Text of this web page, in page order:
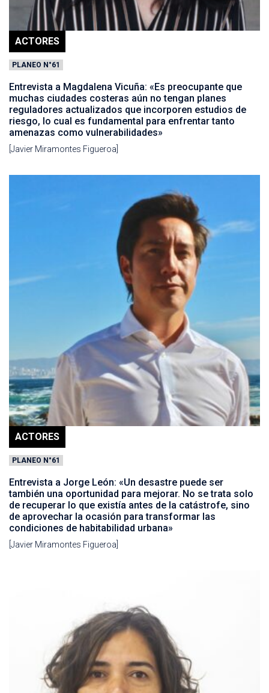
ACTORES
PLANEO N°61
Entrevista a Magdalena Vicuña: «Es preocupante que
muchas ciudades costeras aún no tengan planes
reguladores actualizados que incorporen estudios de
riesgo, lo cual es fundamental para enfrentar tanto
amenazas como vulnerabilidades»
[Javier Miramontes Figueroa]
ACTORES
PLANEO N°61
Entrevista a Jorge León: «Un desastre puede ser
también una oportunidad para mejorar. No se trata solo
de recuperar lo que existía antes de la catástrofe, sino
de aprovechar la ocasión para transformar las
condiciones de habitabilidad urbana»
[Javier Miramontes Figueroa]